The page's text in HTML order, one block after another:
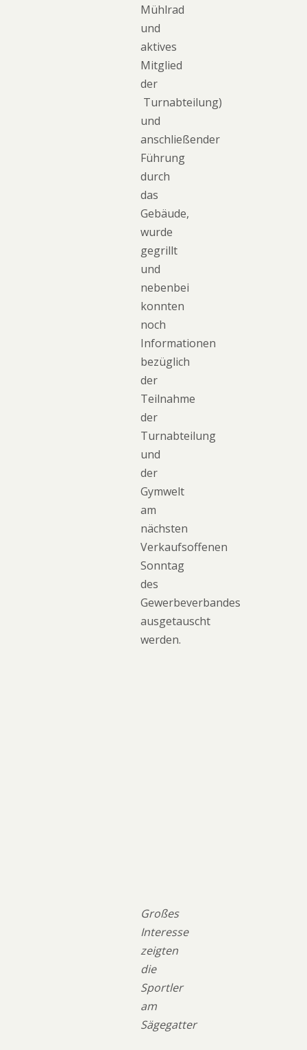
Mühlrad
und
aktives
Mitglied
der
Turnabteilung)
und
anschließender
Führung
durch
das
Gebäude,
wurde
gegrillt
und
nebenbei
konnten
noch
Informationen
bezüglich
der
Teilnahme
der
Turnabteilung
und
der
Gymwelt
am
nächsten
Verkaufsoffenen
Sonntag
des
Gewerbeverbandes
ausgetauscht
werden.
Großes
Interesse
zeigten
die
Sportler
am
Sägegatter